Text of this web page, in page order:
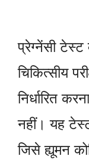
प्रेग्नेंसी
चिकित्सीय
निर्धारित
नहीं। यह टेस्ट
जिसे ह्यूमन